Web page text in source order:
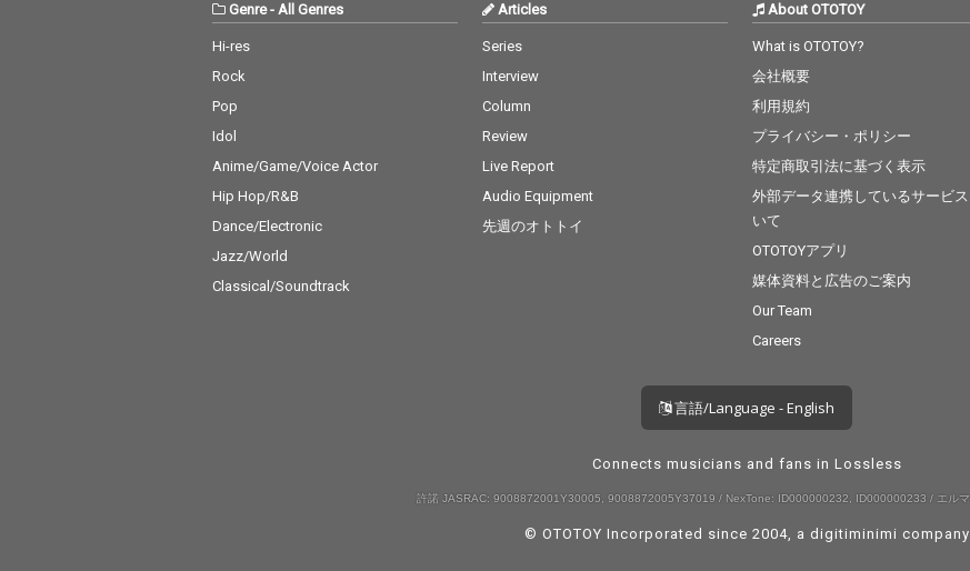
Genre- All Genres
Hi-res
Rock
Pop
Idol
Anime/Game/Voice Actor
Hip Hop/R&B
Dance/Electronic
Jazz/World
Classical/Soundtrack
Articles
Series
Interview
Column
Review
Live Report
Audio Equipment
先週のオトトイ
About OTOTOY
What is OTOTOY?
会社概要
利用規約
プライバシー・ポリシー
特定商取引法に基づく表示
外部データ連携しているサービ
いて
OTOTOYアプリ
媒体資料と広告のご案内
Our Team
Careers
言語/Language - English
Connects musicians and fans in Lossless
許諾 JASRAC: 9008872001Y30005, 9008872005Y37019 / NexTone: ID000000232, ID000000233 / エル
© OTOTOY Incorporated since 2004, a digitiminimi company